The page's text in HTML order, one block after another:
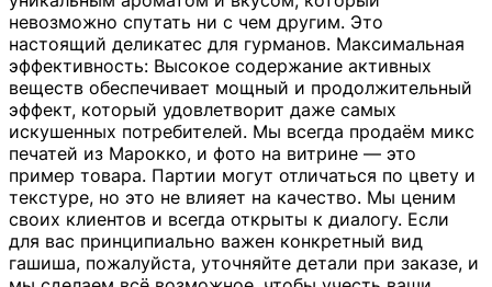
невозможно спутать ни с чем другим. Это
настоящий деликатес для гурманов. Максимальная
эффективность: Высокое содержание активных
веществ обеспечивает мощный и продолжительный
эффект, который удовлетворит даже самых
искушенных потребителей. Мы всегда продаём микс
печатей из Марокко, и фото на витрине — это
пример товара. Партии могут отличаться по цвету и
текстуре, но это не влияет на качество. Мы ценим
своих клиентов и всегда открыты к диалогу. Если
для вас принципиально важен конкретный вид
гашиша, пожалуйста, уточняйте детали при заказе, и